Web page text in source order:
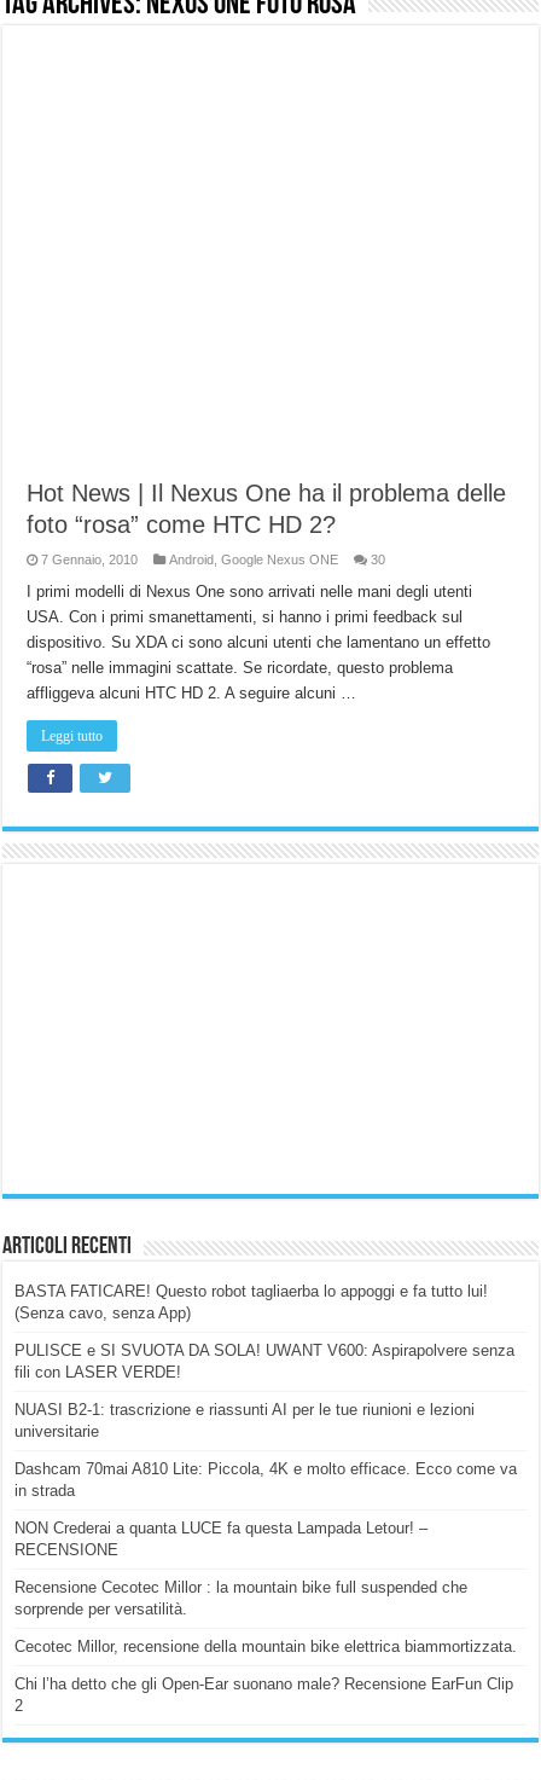
Hot News | Il Nexus One ha il problema delle
foto “rosa” come HTC HD 2?
7 Gennaio, 2010 Android ,Google Nexus ONE 30
I primi modelli di Nexus One sono arrivati nelle mani degli utenti
USA. Con i primi smanettamenti, si hanno i primi feedback sul
dispositivo. Su XDA ci sono alcuni utenti che lamentano un effetto
“rosa” nelle immagini scattate. Se ricordate, questo problema
affliggeva alcuni HTC HD 2. A seguire alcuni …
Leggi tutto
Articoli Recenti
BASTA FATICARE! Questo robot tagliaerba lo appoggi e fa tutto lui!
(Senza cavo, senza App)
PULISCE e SI SVUOTA DA SOLA! UWANT V600: Aspirapolvere senza
fili con LASER VERDE!
NUASI B2-1: trascrizione e riassunti AI per le tue riunioni e lezioni
universitarie
Dashcam 70mai A810 Lite: Piccola, 4K e molto efficace. Ecco come va
in strada
NON Crederai a quanta LUCE fa questa Lampada Letour! –
RECENSIONE
Recensione Cecotec Millor : la mountain bike full suspended che
sorprende per versatilità.
Cecotec Millor, recensione della mountain bike elettrica biammortizzata.
Chi l’ha detto che gli Open-Ear suonano male? Recensione EarFun Clip
2